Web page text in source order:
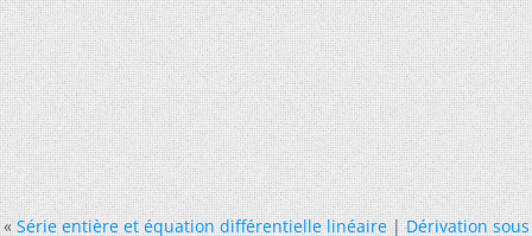
« Série entière et équation différentielle linéaire|Dérivation sous